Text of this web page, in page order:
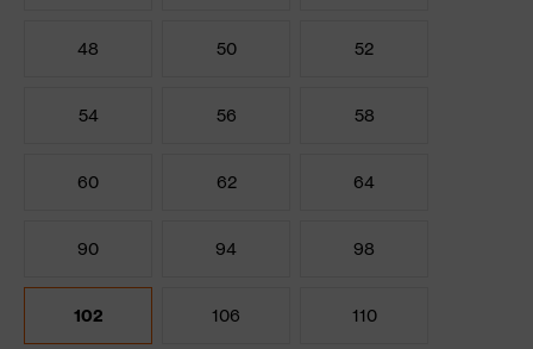
48 50 52
54 56 58
60 62 64
90 94 98
102 106 110